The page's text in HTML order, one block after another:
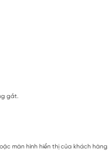
gắt.
màn hình hiển thị của khách